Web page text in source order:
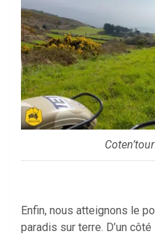
Enfin, nous atteignons le
paradis sur terre. D’un